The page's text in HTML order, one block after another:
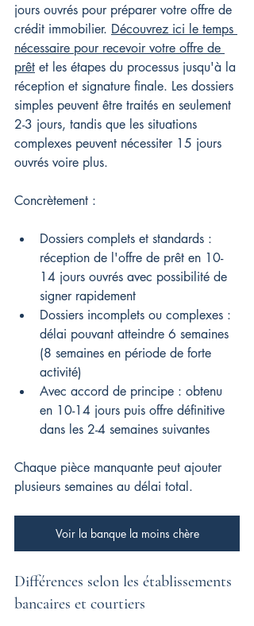
jours ouvrés pour préparer votre offre de
crédit immobilier. Découvrez ici le temps
nécessaire pour recevoir votre offre de
prêt et les étapes du processus jusqu'à la
réception et signature finale. Les dossiers
simples peuvent être traités en seulement
2-3 jours, tandis que les situations
complexes peuvent nécessiter 15 jours
ouvrés voire plus.
Concrètement :
Dossiers complets et standards :
réception de l'offre de prêt en 10-
14 jours ouvrés avec possibilité de
signer rapidement
Dossiers incomplets ou complexes :
délai pouvant atteindre 6 semaines
(8 semaines en période de forte
activité)
Avec accord de principe : obtenu
en 10-14 jours puis offre définitive
dans les 2-4 semaines suivantes
Chaque pièce manquante peut ajouter
plusieurs semaines au délai total.
Voir la banque la moins chère
Différences selon les établissements
bancaires et courtiers